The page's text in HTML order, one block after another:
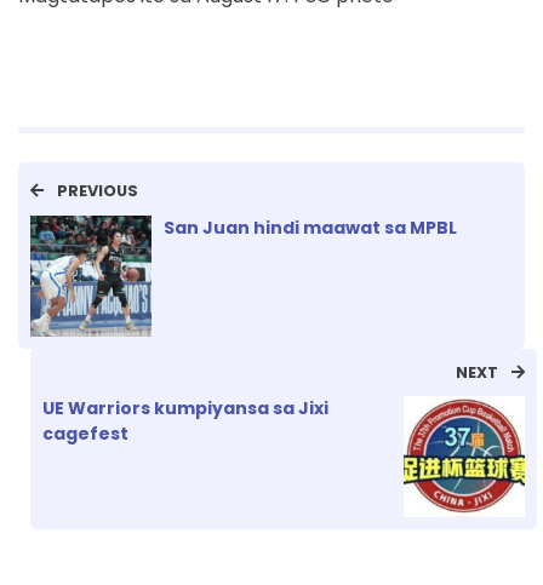
PREVIOUS
San Juan hindi maawat sa MPBL
NEXT
UE Warriors kumpiyansa sa Jixi
cagefest